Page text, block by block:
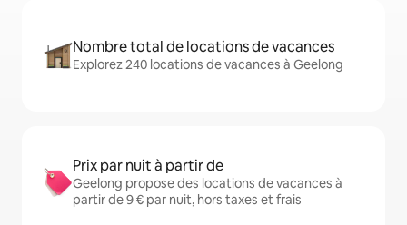
Nombre total de locations de vacances
Explorez 240 locations de vacances à Geelong
Prix par nuit à partir de
Geelong propose des locations de vacances à
partir de 9 € par nuit, hors taxes et frais